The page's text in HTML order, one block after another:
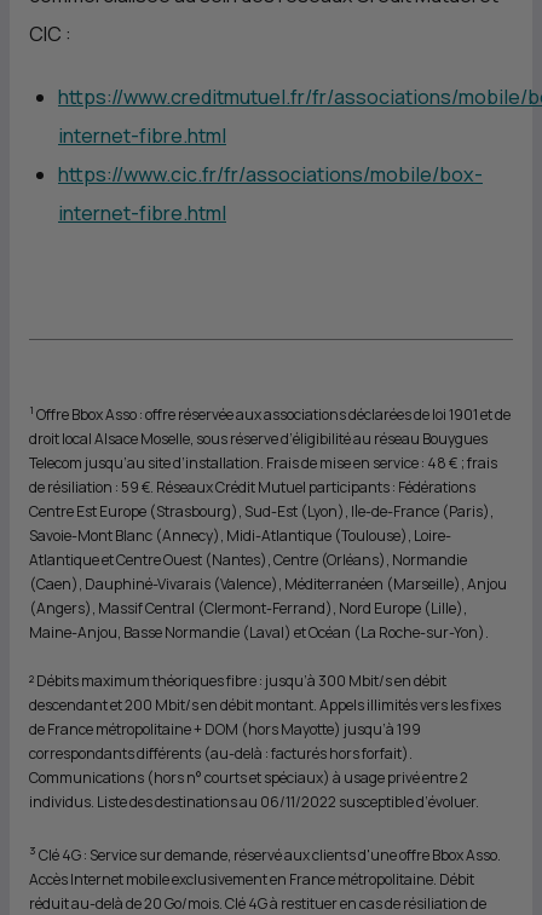
CIC :
https://www.creditmutuel.fr/fr/associations/mobile/
internet-fibre.html
https://www.cic.fr/fr/associations/mobile/box-
internet-fibre.html
1 Offre Bbox Asso : offre réservée aux associations déclarées de loi 1901 et de
droit local Alsace Moselle, sous réserve d’éligibilité au réseau Bouygues
Telecom jusqu’au site d’installation. Frais de mise en service : 48 € ; frais
de résiliation : 59 €. Réseaux Crédit Mutuel participants : Fédérations
Centre Est Europe (Strasbourg), Sud-Est (Lyon), Ile-de-France (Paris),
Savoie-Mont Blanc (Annecy), Midi-Atlantique (Toulouse), Loire-
Atlantique et Centre Ouest (Nantes), Centre (Orléans), Normandie
(Caen), Dauphiné-Vivarais (Valence), Méditerranéen (Marseille), Anjou
(Angers), Massif Central (Clermont-Ferrand), Nord Europe (Lille),
Maine-Anjou, Basse Normandie (Laval) et Océan (La Roche-sur-Yon).
² Débits maximum théoriques fibre : jusqu’à 300 Mbit/s en débit
descendant et 200 Mbit/s en débit montant. Appels illimités vers les fixes
de France métropolitaine + DOM (hors Mayotte) jusqu’à 199
correspondants différents (au-delà : facturés hors forfait).
Communications (hors n° courts et spéciaux) à usage privé entre 2
individus. Liste des destinations au 06/11/2022 susceptible d’évoluer.
3 Clé 4G : Service sur demande, réservé aux clients d'une offre Bbox Asso.
Accès Internet mobile exclusivement en France métropolitaine. Débit
réduit au-delà de 20 Go/mois. Clé 4G à restituer en cas de résiliation de